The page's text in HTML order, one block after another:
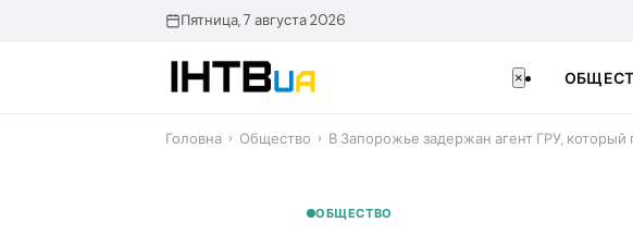
Пятница, 7 августа 2026
×
Головна › Общество › В Запорожье задержан агент ГРУ,
ОБЩЕСТВО